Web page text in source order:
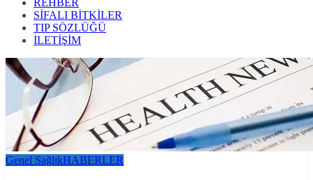
REHBER
SİFALI BİTKİLER
TIP SÖZLÜĞÜ
İLETİŞİM
Genel SağlıkHABERLER